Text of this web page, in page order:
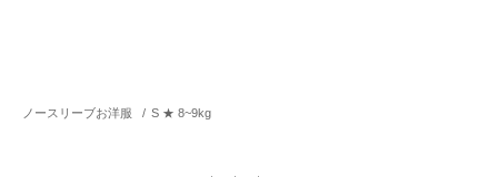
ノースリーブお洋服 / S ★ 8~9kg